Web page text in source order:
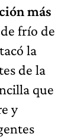
más
frío de
la
de la
que
y